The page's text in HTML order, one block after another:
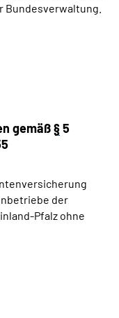
Bundesverwaltung.
gemäß§5
der
Pfalz ohne